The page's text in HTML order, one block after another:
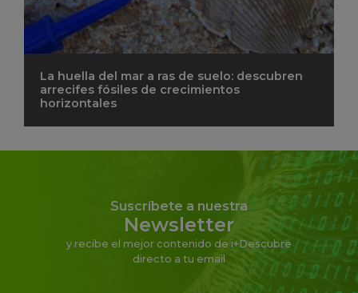
La huella del mar a ras de suelo: descubren
arrecifes fósiles de crecimientos
horizontales
Suscríbete a nuestra
Newsletter
y recibe el mejor contenido de i+Descubre
directo a tu email